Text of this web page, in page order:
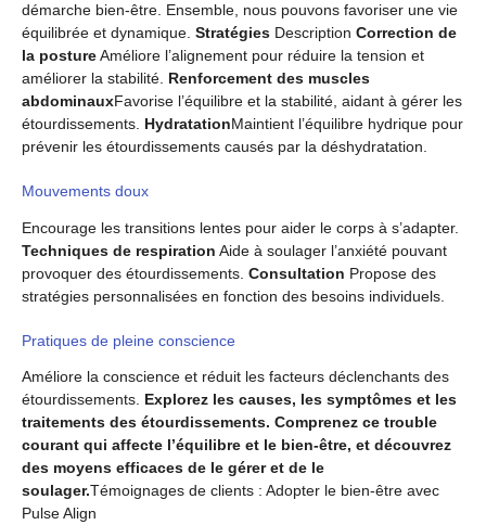
démarche bien-être. Ensemble, nous pouvons favoriser une vie
équilibrée et dynamique. Stratégies Description Correction de
la postureAméliore l’alignement pour réduire la tension et
améliorer la stabilité. Renforcement des muscles
abdominauxFavorise l’équilibre et la stabilité, aidant à gérer les
étourdissements. HydratationMaintient l’équilibre hydrique pour
prévenir les étourdissements causés par la déshydratation.
Mouvements doux
Encourage les transitions lentes pour aider le corps à s’adapter.
Techniques de respiration Aide à soulager l’anxiété pouvant
provoquer des étourdissements. Consultation Propose des
stratégies personnalisées en fonction des besoins individuels.
Pratiques de pleine conscience
Améliore la conscience et réduit les facteurs déclenchants des
étourdissements. Explorez les causes, les symptômes et les
traitements des étourdissements. Comprenez ce trouble
courant qui affecte l’équilibre et le bien-être, et découvrez
des moyens efficaces de le gérer et de le
soulager.Témoignages de clients : Adopter le bien-être avec
Pulse Align